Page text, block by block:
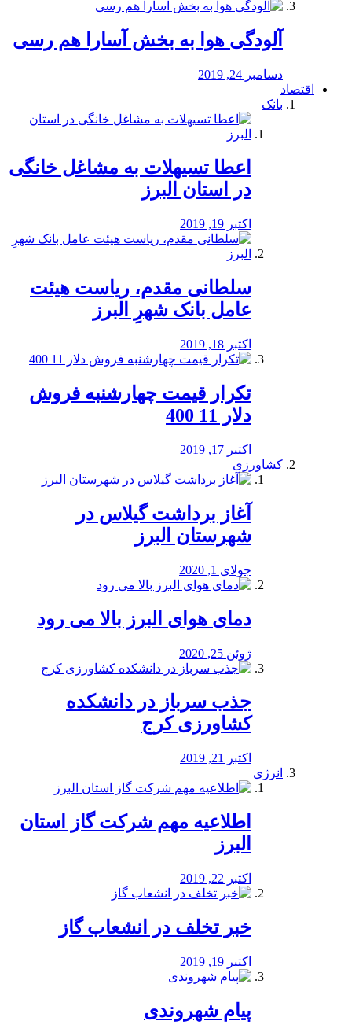
آلودگی هوا به بخش آسارا هم رسی
دسامبر 24, 2019
اقتصاد
بانک
️اعطا تسیهلات به مشاغل خانگی
در استان البرز
اکتبر 19, 2019
سلطانی مقدم، ریاست هیئت
عامل بانک شهرِ البرز
اکتبر 18, 2019
تکرار قیمت چهارشنبه فروش
دلار 11 400
اکتبر 17, 2019
کشاورزی
آغاز برداشت گیلاس در
شهرستان البرز
جولای 1, 2020
دمای هوای البرز بالا می رود
ژوئن 25, 2020
جذب سرباز در دانشکده
کشاورزی کرج
اکتبر 21, 2019
انرژی
️اطلاعیه مهم شرکت گاز استان
البرز
اکتبر 22, 2019
خبر تخلف در انشعاب گاز
اکتبر 19, 2019
پیام شهروندی